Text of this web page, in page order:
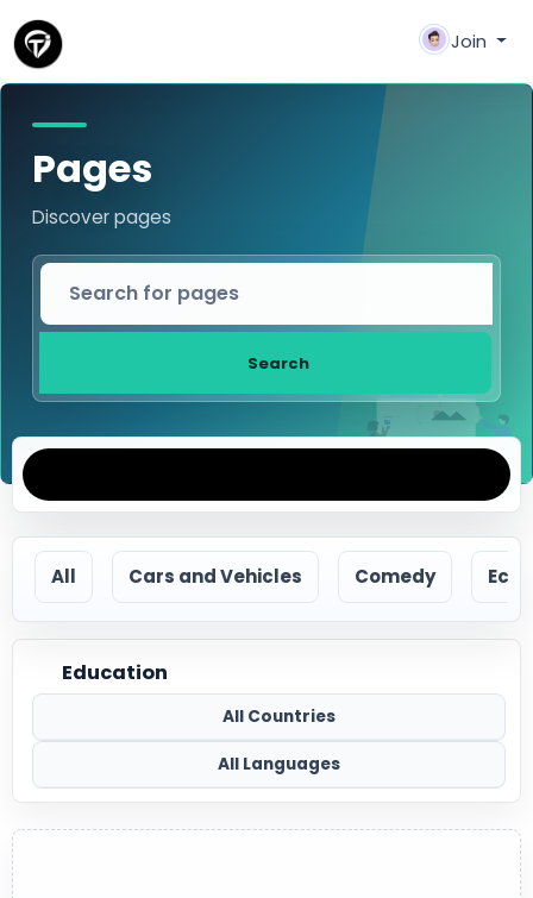
Join
Pages
Discover pages
Search
All Cars and Vehicles Comedy
Education
All Countries
All Languages